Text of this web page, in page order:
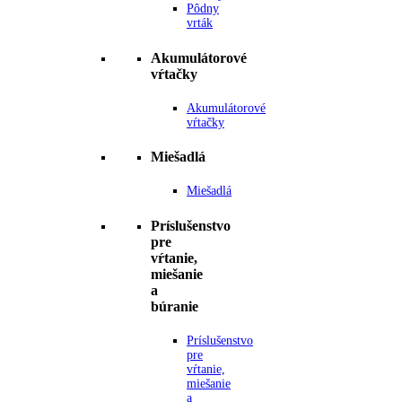
Pôdny
vrták
Akumulátorové
vŕtačky
Akumulátorové
vŕtačky
Miešadlá
Miešadlá
Príslušenstvo
pre
vŕtanie,
miešanie
a
búranie
Príslušenstvo
pre
vŕtanie,
miešanie
a